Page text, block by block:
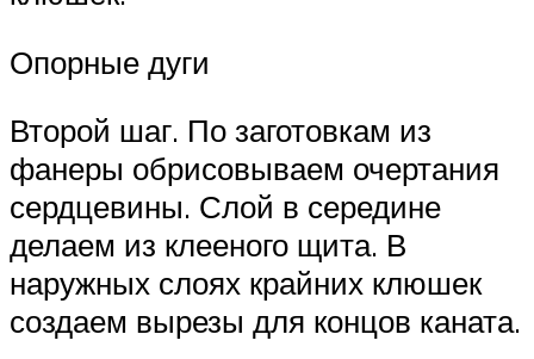
Опорные дуги
Второй шаг. По заготовкам из
фанеры обрисовываем очертания
сердцевины. Слой в середине
делаем из клееного щита. В
наружных слоях крайних клюшек
создаем вырезы для концов каната.